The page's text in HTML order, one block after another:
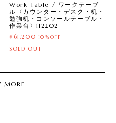
Work Table / ワークテーブ
ル〈カウンター・デスク・机・
勉強机・コンソールテーブル・
作業台〉112202
¥61,200 10%OFF
SOLD OUT
MORE